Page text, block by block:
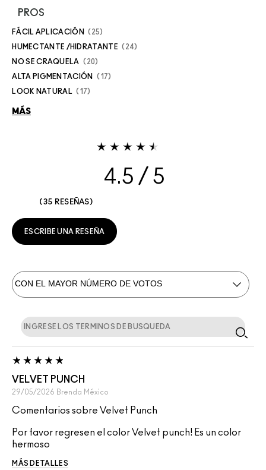
PROS
FÁCIL APLICACIÓN 25
HUMECTANTE /HIDRATANTE 24
NO SE CRAQUELA 20
ALTA PIGMENTACIÓN 17
LOOK NATURAL 17
MÁS
4.5
35 RESEÑAS
ESCRIBE UNA RESEÑA
VELVET PUNCH
29/05/2026 Brenda México
Comentarios sobre Velvet Punch
Por favor regresen el color Velvet punch! Es un color
hermoso
MÁS DETALLES